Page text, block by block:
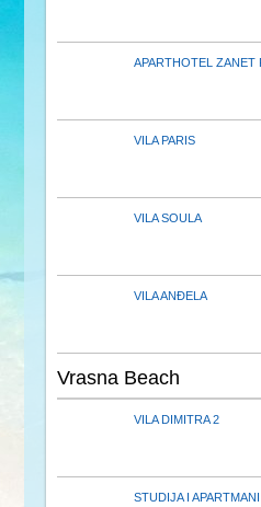
APARTHOTEL ZANET
VILA PARIS
VILA SOULA
VILA ANĐELA
Vrasna Beach
VILA DIMITRA 2
STUDIJA I